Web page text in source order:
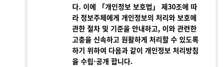
다. 이에 「개인정보 보호법」 제30조에 따
라 정보주체에게 개인정보의 처리와 보호에
관한 절차 및 기준을 안내하고, 이와 관련한
고충을 신속하고 원활하게 처리할 수 있도록
하기 위하여 다음과 같이 개인정보 처리방침
을 수립·공개 합니다.